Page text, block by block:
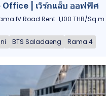
Office | เวิร์กแล็บ ออฟฟิศ
IV Road Rent: 1,100 THB/Sq.m.
BTS Saladaeng Rama 4